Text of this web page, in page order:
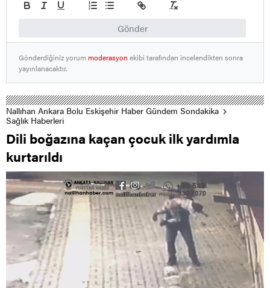
Gönder
Gönderdiğiniz yorummoderasyon ekibi tarafından incelendikten sonra
yayınlanacaktır.
Nallıhan Ankara Bolu Eskişehir Haber Gündem Sondakika
Sağlık Haberleri
Dili boğazına kaçan çocuk ilk yardımla
kurtarıldı